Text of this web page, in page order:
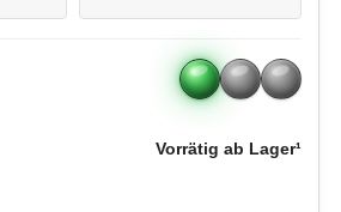
Vorrätig ab Lager¹